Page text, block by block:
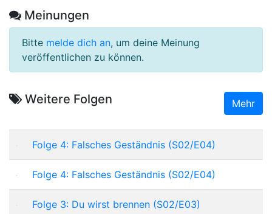
Meinungen
Bitte melde dich an, um deine Meinung
veröffentlichen zu können.
Weitere Folgen Mehr
Folge 4: Falsches Geständnis (S02/E04)
Folge 4: Falsches Geständnis (S02/E04)
Folge 3: Du wirst brennen (S02/E03)